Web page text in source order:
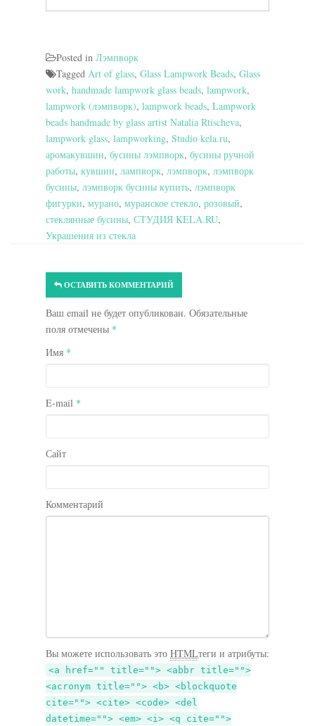
Posted in Лэмпворк
Tagged Art of glass, Glass Lampwork Beads, Glass
work, handmade lampwork glass beads, lampwork,
lampwork (лэмпворк), lampwork beads, Lampwork
beads handmade by glass artist Natalia Rtischeva,
lampwork glass, lampworking, Studio kela.ru,
аромакувшин, бусины лэмпворк, бусины ручной
работы, кувшин, лампворк, лэмпворк, лэмпворк
бусины, лэмпворк бусины купить, лэмпворк
фигурки, мурано, муранское стекло, розовый,
стеклянные бусины, СТУДИЯ KELA.RU,
Украшения из стекла
ОСТАВИТЬ КОММЕНТАРИЙ
Ваш email не будет опубликован. Обязательные
поля отмечены *
Имя *
E-mail *
Сайт
Комментарий
Вы можете использовать это HTMLтеги и атрибуты:
<a href="" title=""> <abbr title="">
<acronym title=""> <b> <blockquote
cite=""> <cite> <code> <del
datetime=""> <em> <i> <q cite="">